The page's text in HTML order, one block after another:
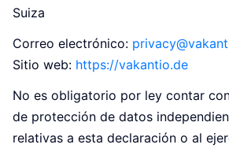
Suiza
Correo electrónico:
Sitio web: https://vakantio.de
No es obligatorio por ley contar
de protección de datos
relativas a esta declaración o al